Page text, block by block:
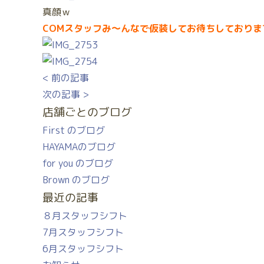
真顔ｗ
COMスタッフみ～んなで仮装してお待ちしており
< 前の記事
次の記事 >
店舗ごとのブログ
First のブログ
HAYAMAのブログ
for you のブログ
Brown のブログ
最近の記事
８月スタッフシフト
7月スタッフシフト
6月スタッフシフト